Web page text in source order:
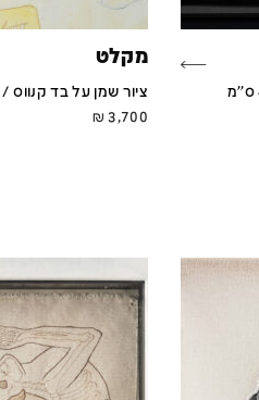
מקלט
ציור שמן על בד קנווס / 80x60 ס''מ
3,700
₪